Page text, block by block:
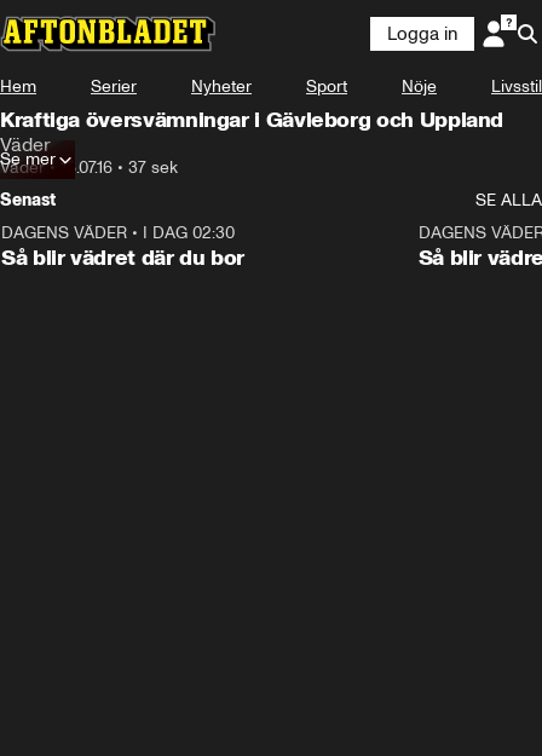
Logga in
Hem Serier Nyheter Sport Nöje Livsstil
Kraftiga översvämningar i Gävleborg och Uppland
Väder
Väder• 18.07.16 • 37 sek
Se mer
Senast
SE ALLA
DAGENS VÄDER • I DAG 02:30
Så blir vädret där du bor
DAGENS
Så blir